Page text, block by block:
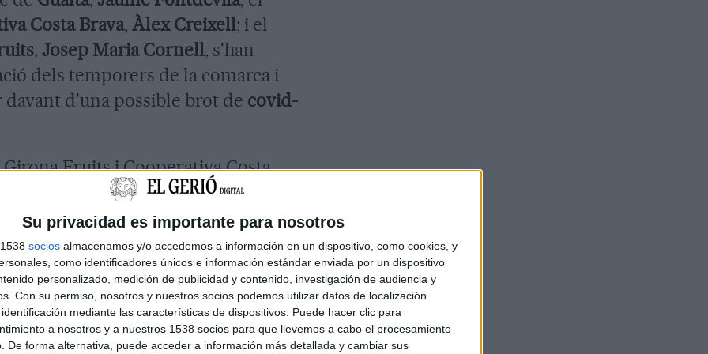
Su privacidad es importante para nosotros
socios almacenamos y/o accedemos a información en un dispositivo, como cookies, y
como identificadores únicos e información estándar enviada por un dispositivo
personalizado, medición de publicidad y contenido, investigación de audiencia y
Con su permiso, nosotros y nuestros socios podemos utilizar datos de localización
mediante las características de dispositivos. Puede hacer clic para
a nosotros y a nuestros 1538 socios para que llevemos a cabo el procesamiento
De forma alternativa, puede acceder a información más detallada y cambiar sus
Costa Brava, Àlex Creixell; i el
, Josep Maria Cornell, s'han
dels temporers de la comarca i
d'una possible brot de covid-
Fruits i Cooperativa Costa
productors de la comarca. La
dels serveis d'entre1.500 i 2.000
són fixes, un 30% són fixes
són treballadors temporals
temporers és progressiva,
com són a l'agost, al setembre i la
per acabar la recollida.